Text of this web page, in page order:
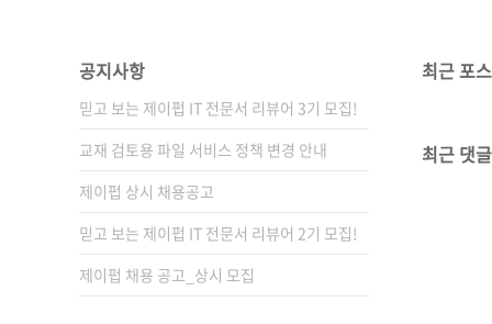
공지사항
믿고 보는 제이펍 IT 전문서 리뷰어 3기 모집!
교재 검토용 파일 서비스 정책 변경 안내
제이펍 상시 채용공고
믿고 보는 제이펍 IT 전문서 리뷰어 2기 모집!
제이펍 채용 공고_상시 모집
최근 포
최근 댓글